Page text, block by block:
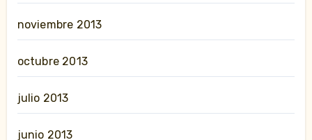
noviembre 2013
octubre 2013
julio 2013
junio 2013